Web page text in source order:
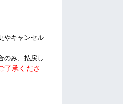
やキャンセル
のみ、払戻し
了承くださ